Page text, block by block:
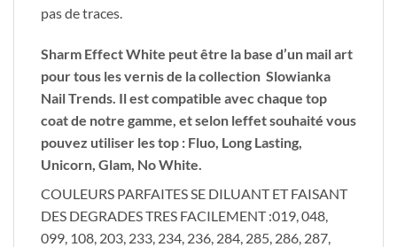
pas de traces.
Sharm Effect White peut être la base d’un mail art
pour tous les vernis de la collection Slowianka
Nail Trends. Il est compatible avec chaque top
coat de notre gamme, et selon leffet souhaité vous
pouvez utiliser les top : Fluo, Long Lasting,
Unicorn, Glam, No White.
COULEURS PARFAITES SE DILUANT ET FAISANT
DES DEGRADES TRES FACILEMENT :019, 048,
099, 108, 203, 233, 234, 236, 284, 285, 286, 287,